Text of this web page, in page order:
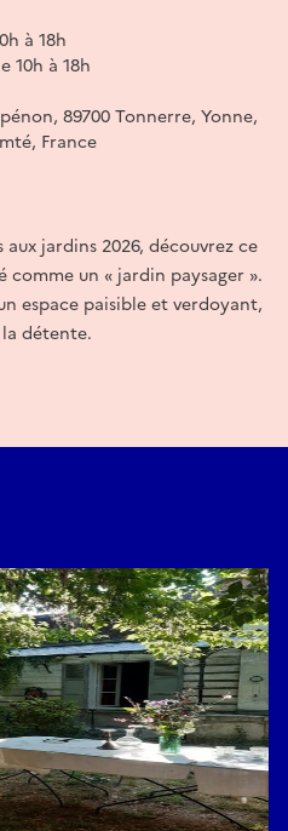
à 18h
10h à 18h
89700 Tonnerre, Yonne,
France
aux jardins 2026, découvrez ce
un « jardin paysager ».
espace paisible et verdoyant,
détente.